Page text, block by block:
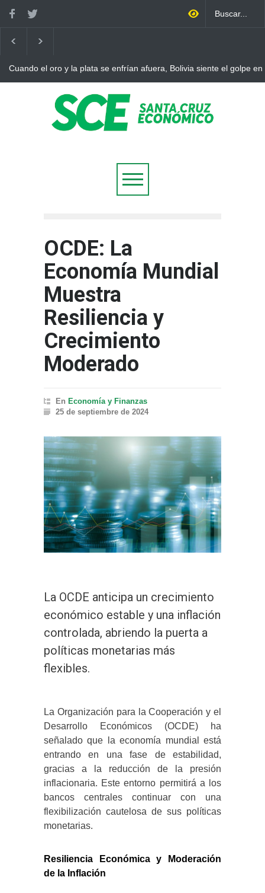
Cuando el oro y la plata se enfrían afuera, Bolivia siente el golpe en
OCDE: La
Economía Mundial
Muestra
Resiliencia y
Crecimiento
Moderado
En Economía y Finanzas
25 de septiembre de 2024
La OCDE anticipa un crecimiento
económico estable y una inflación
controlada, abriendo la puerta a
políticas monetarias más
flexibles.
La Organización para la Cooperación y el
Desarrollo Económicos (OCDE) ha
señalado que la economía mundial está
entrando en una fase de estabilidad,
gracias a la reducción de la presión
inflacionaria. Este entorno permitirá a los
bancos centrales continuar con una
flexibilización cautelosa de sus políticas
monetarias.
Resiliencia Económica y Moderación
de la Inflación